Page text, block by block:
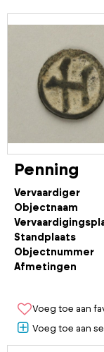
Penning
Vervaardiger
Objectnaam
Standplaats
Objectnummer
Afmetingen
Voeg toe aan
Voeg toe aan